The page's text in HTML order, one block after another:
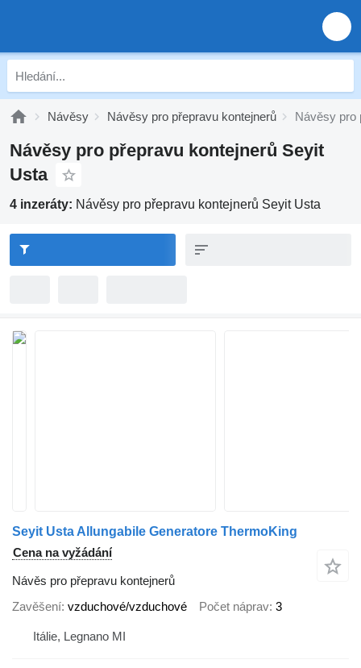
Návěsy Návěsy pro přepravu kontejnerů Návěsy pro
Návěsy pro přepravu kontejnerů Seyit
Usta
4 inzeráty: Návěsy pro přepravu kontejnerů Seyit Usta
Seyit Usta Allungabile Generatore ThermoKing
Cena na vyžádání
Návěs pro přepravu kontejnerů
Zavěšení vzduchové/vzduchové Počet náprav 3
Itálie, Legnano MI